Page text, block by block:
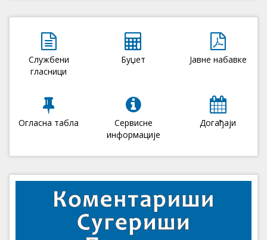
Службени
гласници
Буџет Јавне набавке
Огласна табла
Сервисне
информације
Догађаји